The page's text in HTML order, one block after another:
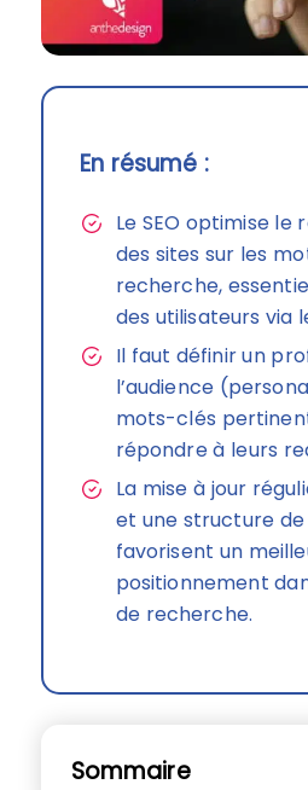
En résumé :
Le SEO optimise
des sites sur les
recherche,
des utilisateurs via
Il faut définir un
l’audience
mots-clés
répondre à leurs
La mise à jour
et une structure
favorisent un
positionnement
de recherche.
Sommaire